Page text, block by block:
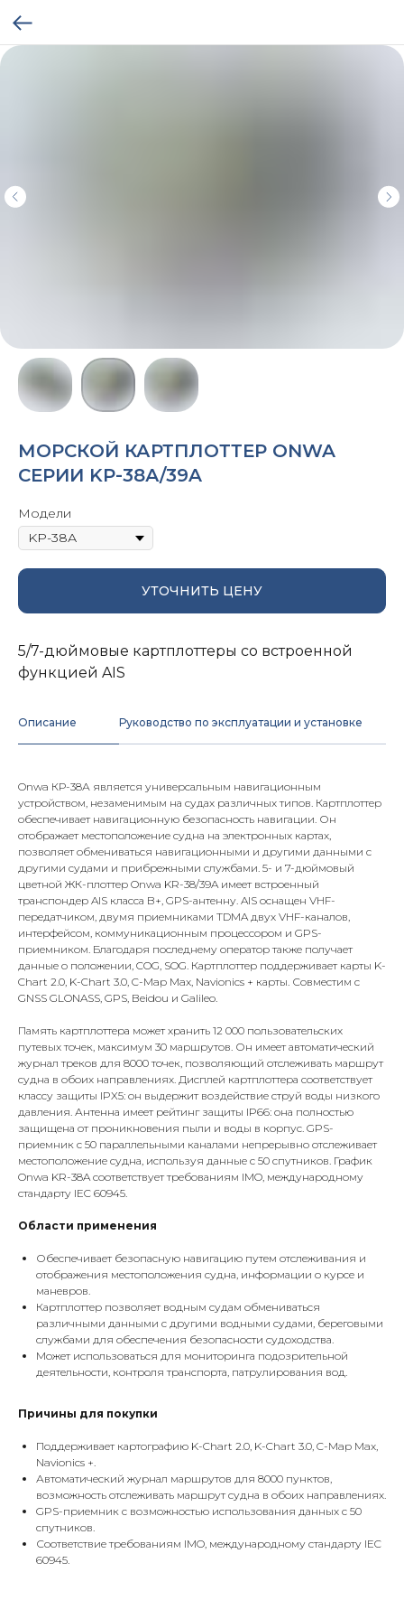
МОРСКОЙ КАРТПЛОТТЕР ONWA
СЕРИИ KP-38А/39A
Модели
УТОЧНИТЬ ЦЕНУ
5/7-дюймовые картплоттеры со встроенной
функцией AIS
Описание Руководство по эксплуатации и установке
Onwa КР-38А является универсальным навигационным
устройством, незаменимым на судах различных типов. Картплоттер
обеспечивает навигационную безопасность навигации. Он
отображает местоположение судна на электронных картах,
позволяет обмениваться навигационными и другими данными с
другими судами и прибрежными службами. 5- и 7-дюймовый
цветной ЖК-плоттер Onwa KR-38/39A имеет встроенный
транспондер AIS класса B+, GPS-антенну. AIS оснащен VHF-
передатчиком, двумя приемниками TDMA двух VHF-каналов,
интерфейсом, коммуникационным процессором и GPS-
приемником. Благодаря последнему оператор также получает
данные о положении, COG, SOG. Картплоттер поддерживает карты K-
Chart 2.0, K-Chart 3.0, C-Map Max, Navionics + карты. Совместим с
GNSS GLONASS, GPS, Beidou и Galileo.
Память картплоттера может хранить 12 000 пользовательских
путевых точек, максимум 30 маршрутов. Он имеет автоматический
журнал треков для 8000 точек, позволяющий отслеживать маршрут
судна в обоих направлениях. Дисплей картплоттера соответствует
классу защиты IPX5: он выдержит воздействие струй воды низкого
давления. Антенна имеет рейтинг защиты IP66: она полностью
защищена от проникновения пыли и воды в корпус. GPS-
приемник с 50 параллельными каналами непрерывно отслеживает
местоположение судна, используя данные с 50 спутников. График
Onwa KR-38A соответствует требованиям IMO, международному
стандарту IEC 60945.
Области применения
Обеспечивает безопасную навигацию путем отслеживания и
отображения местоположения судна, информации о курсе и
маневров.
Картплоттер позволяет водным судам обмениваться
различными данными с другими водными судами, береговыми
службами для обеспечения безопасности судоходства.
Может использоваться для мониторинга подозрительной
деятельности, контроля транспорта, патрулирования вод.
Причины для покупки
Поддерживает картографию K-Chart 2.0, K-Chart 3.0, C-Map Max,
Navionics +.
Автоматический журнал маршрутов для 8000 пунктов,
возможность отслеживать маршрут судна в обоих направлениях.
GPS-приемник с возможностью использования данных с 50
спутников.
Соответствие требованиям IMO, международному стандарту IEC
60945.